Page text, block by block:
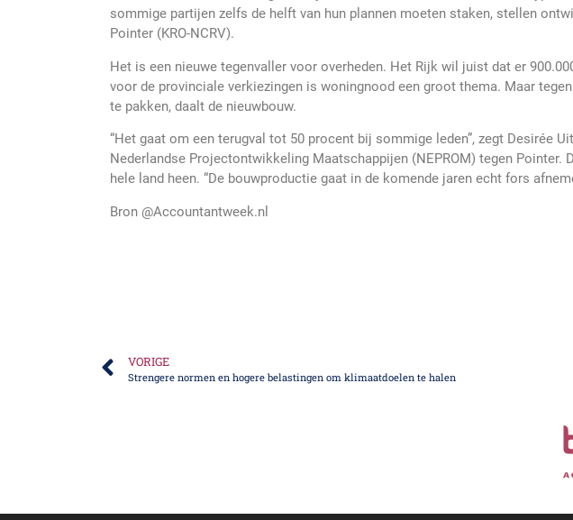
sommige partijen zelfs de helft van hun plannen moeten staken, stellen
Pointer (KRO-NCRV).
Het is een nieuwe tegenvaller voor overheden. Het Rijk wil juist dat er
voor de provinciale verkiezingen is woningnood een groot thema. Maar
te pakken, daalt de nieuwbouw.
“Het gaat om een terugval tot 50 procent bij sommige leden”, zegt Desirée
Nederlandse Projectontwikkeling Maatschappijen (NEPROM) tegen
hele land heen. “De bouwproductie gaat in de komende jaren echt fors
Bron @Accountantweek.nl
VORIGE
Strengere normen en hogere belastingen om klimaatdoelen te halen